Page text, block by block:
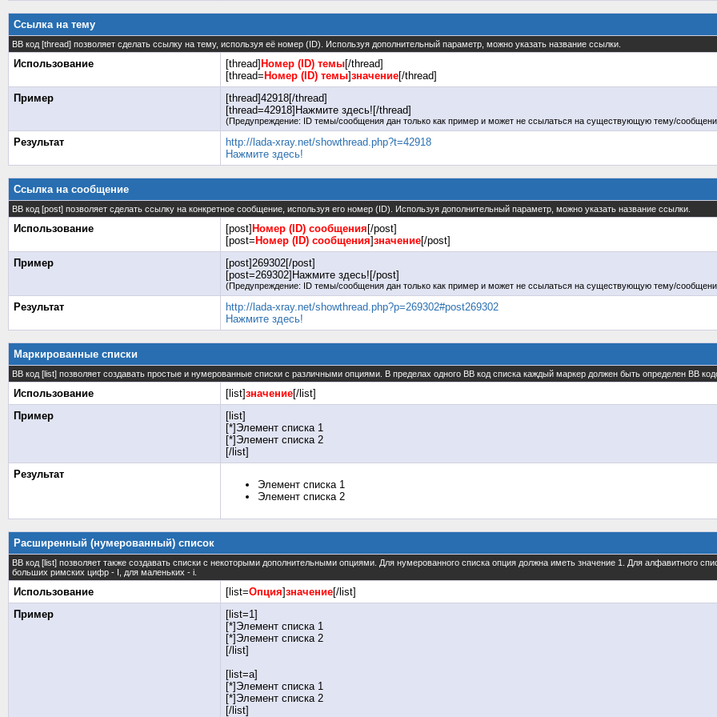
Ссылка на тему
BB код [thread] позволяет сделать ссылку на тему, используя её номер (ID). Используя дополнительный параметр, можно указать название ссылки.
Использование [thread] Номер (ID) темы[/thread]
[thread= Номер (ID) темы]значение[/thread]
Пример
[thread]42918[/thread]
[thread=42918]Нажмите здесь![/thread]
(Предупреждение: ID темы/сообщения дан только как пример и может не ссылаться на существующую тему/
Результат
http://lada-xray.net/showthread.php?t=42918
Нажмите здесь!
Ссылка на сообщение
BB код [post] позволяет сделать ссылку на конкретное сообщение, используя его номер (ID). Используя дополнительный параметр, можно указать название ссылки.
Использование [post] Номер (ID) сообщения [/post]
[post= Номер (ID) сообщения]значение[/post]
Пример
[post]269302[/post]
[post=269302]Нажмите здесь![/post]
(Предупреждение: ID темы/сообщения дан только как пример и может не ссылаться на существующую тему/
Результат
http://lada-xray.net/showthread.php?p=269302#post269302
Нажмите здесь!
Маркированные списки
BB код [list] позволяет создавать простые и нумерованные списки с различными опциями. В пределах одного BB код списка каждый маркер должен быть определен BB
Использование [list]значение[/list]
Пример
[list]
[*]Элемент списка 1
[*]Элемент списка 2
[/list]
Результат
Элемент списка 1
Элемент списка 2
Расширенный (нумерованный) список
BB код [list] позволяет также создавать списки с некоторыми дополнительными опциями. Для нумерованного списка опция должна иметь значение 1. Для алфавитного
больших римских цифр - I, для маленьких - i.
Использование [list=Опция]значение[/list]
Пример
[list=1]
[*]Элемент списка 1
[*]Элемент списка 2
[/list]
[list=a]
[*]Элемент списка 1
[*]Элемент списка 2
[/list]